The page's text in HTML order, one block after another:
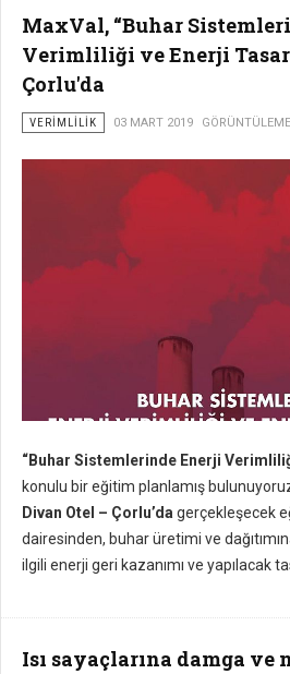
MaxVal, “Buhar
Verimliliği ve Enerji
Çorlu'da
VERIMLILIK 03 MART 2019
“Buhar Sistemlerinde Enerji
konulu bir eğitim planlamış
Divan Otel – Çorlu’da gerçekleşecek
dairesinden, buhar üretimi ve
ilgili enerji geri kazanımı ve yapılacak
Isı sayaçlarına damga ve